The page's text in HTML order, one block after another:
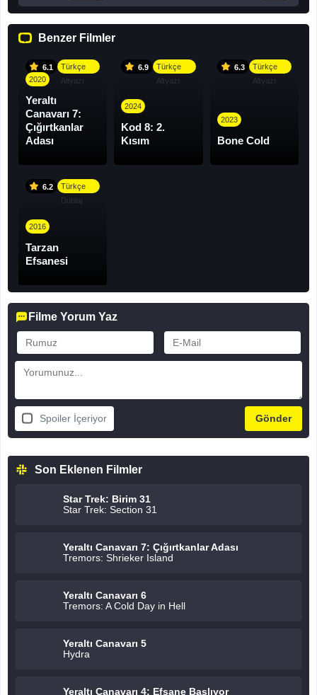
Benzer Filmler
6.1
Türkçe
Altyazı
2020
Yeraltı
Canavarı 7:
Çığırtkanlar
Adası
6.9
Türkçe
Altyazı
2024
Kod 8: 2.
Kısım
6.3
Türkçe
Altyazı
2023
Bone Cold
6.2
Türkçe
Dublaj
2016
Tarzan
Efsanesi
Filme Yorum Yaz
Spoiler İçeriyor
Son Eklenen Filmler
Star Trek: Birim 31
Star Trek: Section 31
Yeraltı Canavarı 7: Çığırtkanlar Adası
Tremors: Shrieker Island
Yeraltı Canavarı 6
Tremors: A Cold Day in Hell
Yeraltı Canavarı 5
Hydra
Yeraltı Canavarı 4: Efsane Başlıyor